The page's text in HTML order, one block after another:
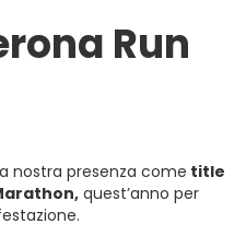
Run
nostra presenza come title
quest’anno per